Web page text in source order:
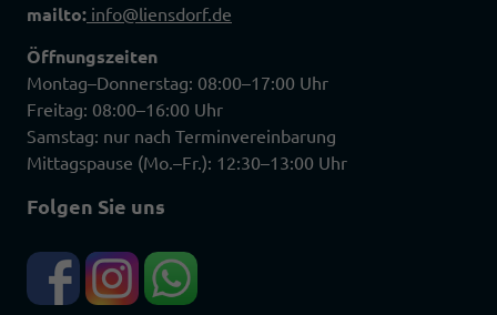
mailto: info@liensdorf.de
Öffnungszeiten
Montag–Donnerstag: 08:00–17:00 Uhr
Freitag: 08:00–16:00 Uhr
Samstag: nur nach Terminvereinbarung
Mittagspause (Mo.–Fr.): 12:30–13:00 Uhr
Folgen Sie uns